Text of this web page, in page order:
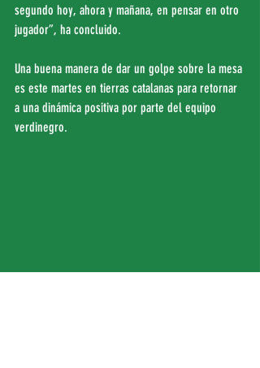
segundo hoy, ahora y mañana, en pensar en otro
jugador”, ha concluido.
Una buena manera de dar un golpe sobre la mesa
es este martes en tierras catalanas para retornar
a una dinámica positiva por parte del equipo
verdinegro.